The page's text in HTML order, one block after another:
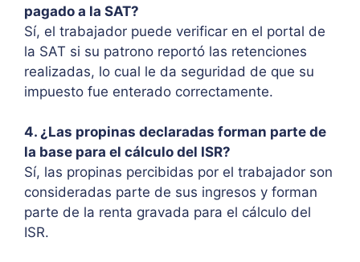
pagado a la SAT?
Sí, el trabajador puede verificar en el portal de
la SAT si su patrono reportó las retenciones
realizadas, lo cual le da seguridad de que su
impuesto fue enterado correctamente.
4. ¿Las propinas declaradas forman parte de
la base para el cálculo del ISR?
Sí, las propinas percibidas por el trabajador son
consideradas parte de sus ingresos y forman
parte de la renta gravada para el cálculo del
ISR.